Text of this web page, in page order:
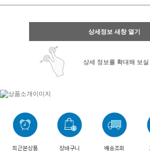
상세정보 새창 열기
상세 정보를 확대해 보
최근본상품 장바구니 배송조회